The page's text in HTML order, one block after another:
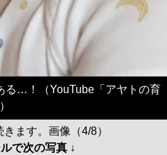
る…！（YouTube「アヤトの育
ます。画像（4/8）
で次の写真 ↓